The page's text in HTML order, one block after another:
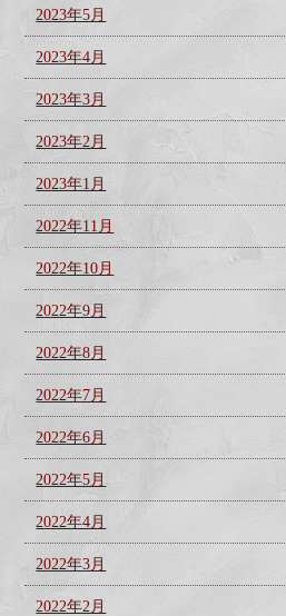
2023年5月
2023年4月
2023年3月
2023年2月
2023年1月
2022年11月
2022年10月
2022年9月
2022年8月
2022年7月
2022年6月
2022年5月
2022年4月
2022年3月
2022年2月